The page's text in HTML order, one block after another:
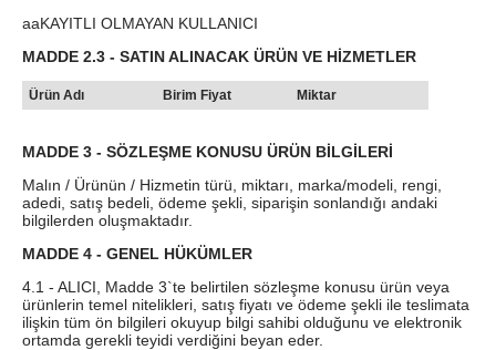
aaKAYITLI OLMAYAN KULLANICI
MADDE 2.3 - SATIN ALINACAK ÜRÜN VE HİZMETLER
Ürün Adı Birim Fiyat Miktar
MADDE 3 - SÖZLEŞME KONUSU ÜRÜN BİLGİLERİ
Malın / Ürünün / Hizmetin türü, miktarı, marka/modeli, rengi,
adedi, satış bedeli, ödeme şekli, siparişin sonlandığı andaki
bilgilerden oluşmaktadır.
MADDE 4 - GENEL HÜKÜMLER
4.1 - ALICI, Madde 3`te belirtilen sözleşme konusu ürün veya
ürünlerin temel nitelikleri, satış fiyatı ve ödeme şekli ile teslimata
ilişkin tüm ön bilgileri okuyup bilgi sahibi olduğunu ve elektronik
ortamda gerekli teyidi verdiğini beyan eder.